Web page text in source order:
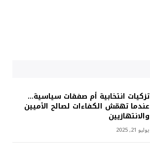
تزكيات انتخابية أم صفقات سياسية…
عندما تهمّش الكفاءات لصالح الأميين
والانتهازيين
يوليو 21, 2025